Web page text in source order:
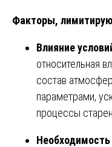
Факторы,
Влияние
относительная
состав
параметрами,
процессы